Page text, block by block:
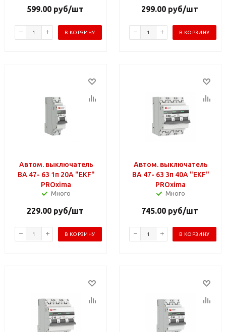
599.00руб/шт
В КОРЗИНУ
299.00руб/шт
В КОРЗИНУ
Автом. выключатель
ВА 47- 63 1п 20А "EKF"
PROxima
Много
229.00руб/шт
В КОРЗИНУ
Автом. выключатель
ВА 47- 63 3п 40А "EKF"
PROxima
Много
745.00руб/шт
В КОРЗИНУ